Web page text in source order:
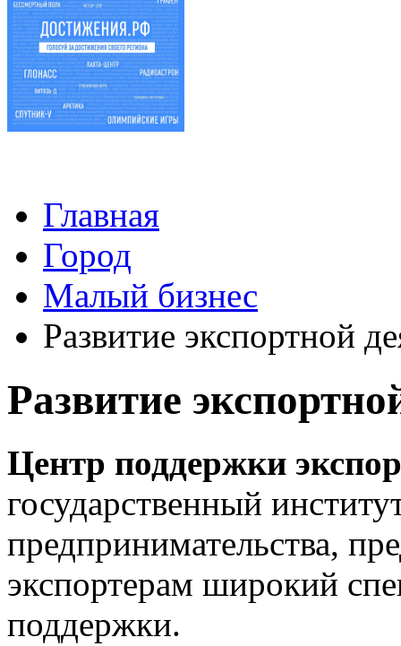
Главная
Город
Малый бизнес
Развитие экспортной
Развитие
Центр поддержки
государственный
предпринимательства,
экспортерам широкий
поддержки.